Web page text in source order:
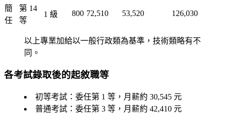
簡
任
第 14
等
1 級 800 72,510 53,520 126,030
以上專業加給以一般行政類為基準，技術類略有不
同。
各考試錄取後的起敘職等
初等考試 ：委任第 1 等，月薪約 30,545 元
普通考試 ：委任第 3 等，月薪約 42,410 元